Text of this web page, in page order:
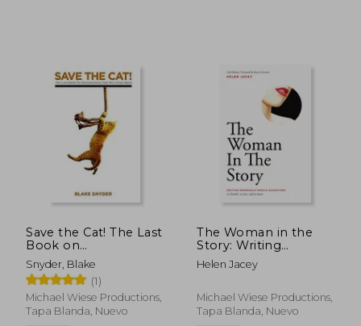
55%
Save the Cat! The Last
Book on
Screenwriting You'Ll
Ever Need (en Inglés)
Snyder, Blake
(1)
Michael Wiese Productions,
Tapa Blanda, Nuevo
The Woman in the
Story: Writing
Memorable Female
Characters
Helen Jacey
Michael Wiese Productions,
Tapa Blanda, Nuevo